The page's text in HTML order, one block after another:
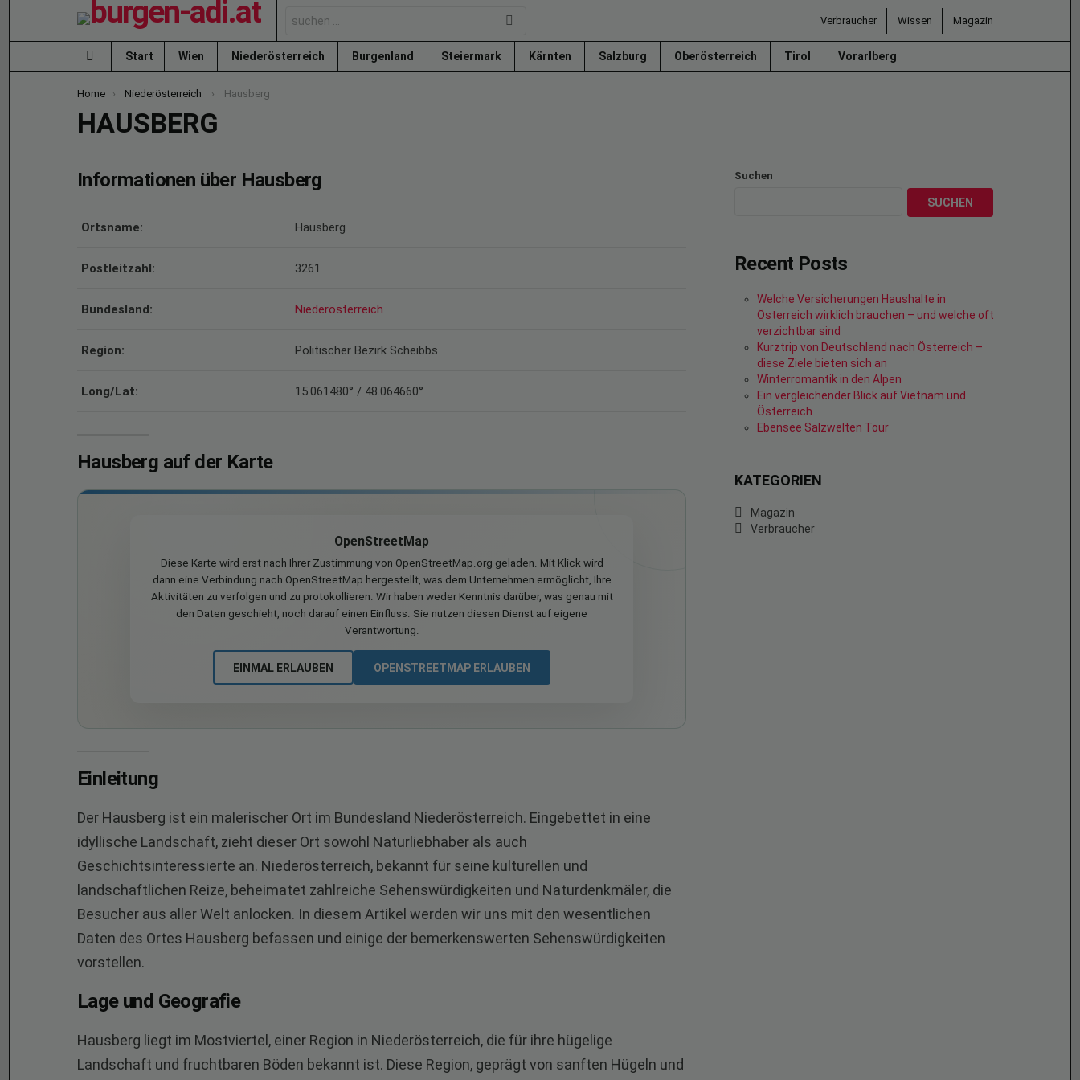
for:
Verbraucher Wissen Magazin
Menu
Start Wien Niederösterreich Burgenland Steiermark Kärnten Salzburg Oberösterreich Tirol Vorarlberg
You are here:
Home Niederösterreich Hausberg
HAUSBERG
Informationen über Hausberg
Ortsname: Hausberg
Postleitzahl: 3261
Bundesland: Niederösterreich
Region: Politischer Bezirk Scheibbs
Long/Lat: 15.061480° / 48.064660°
Hausberg auf der Karte
OpenStreetMap
Diese Karte wird erst nach Ihrer Zustimmung von OpenStreetMap.org geladen. Mit Klick wird
dann eine Verbindung nach OpenStreetMap hergestellt, was dem Unternehmen ermöglicht, Ihre
Aktivitäten zu verfolgen und zu protokollieren. Wir haben weder Kenntnis darüber, was genau mit
den Daten geschieht, noch darauf einen Einfluss. Sie nutzen diesen Dienst auf eigene
Verantwortung.
EINMAL ERLAUBEN OPENSTREETMAP ERLAUBEN
Einleitung
Der Hausberg ist ein malerischer Ort im Bundesland Niederösterreich. Eingebettet in eine
idyllische Landschaft, zieht dieser Ort sowohl Naturliebhaber als auch
Geschichtsinteressierte an. Niederösterreich, bekannt für seine kulturellen und
landschaftlichen Reize, beheimatet zahlreiche Sehenswürdigkeiten und Naturdenkmäler, die
Besucher aus aller Welt anlocken. In diesem Artikel werden wir uns mit den wesentlichen
Daten des Ortes Hausberg befassen und einige der bemerkenswerten Sehenswürdigkeiten
vorstellen.
Lage und Geografie
Hausberg liegt im Mostviertel, einer Region in Niederösterreich, die für ihre hügelige
Landschaft und fruchtbaren Böden bekannt ist. Diese Region, geprägt von sanften Hügeln und
Suchen
SUCHEN
Recent Posts
Welche Versicherungen Haushalte in
Österreich wirklich brauchen – und welche oft
verzichtbar sind
Kurztrip von Deutschland nach Österreich –
diese Ziele bieten sich an
Winterromantik in den Alpen
Ein vergleichender Blick auf Vietnam und
Österreich
Ebensee Salzwelten Tour
KATEGORIEN
Magazin
Verbraucher